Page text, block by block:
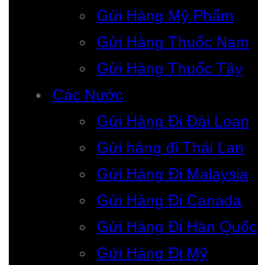
Gửi Hàng Mỹ Phẩm
Gửi Hàng Thuốc Nam
Gửi Hàng Thuốc Tây
Các Nước
Gửi Hàng Đi Đài Loan
Gửi hàng đi Thái Lan
Gửi Hàng Đi Malaysia
Gửi Hàng Đi Canada
Gửi Hàng Đi Hàn Quốc
Gửi Hàng Đi Mỹ